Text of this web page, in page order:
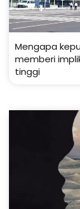
Mengapa
memberi
tinggi